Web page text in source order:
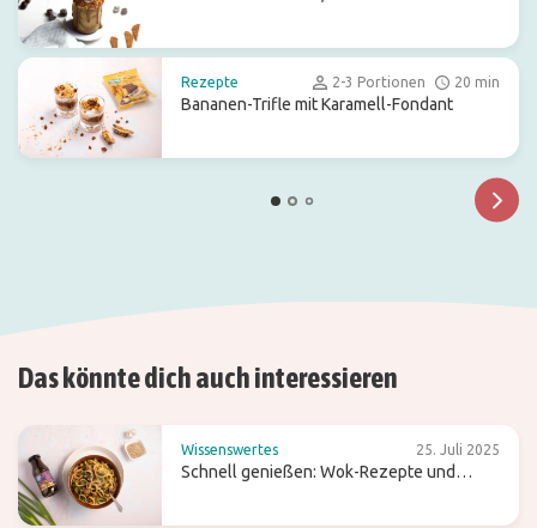
Rezepte 2-3 Portionen 20 min
Bananen-Trifle mit Karamell-Fondant
Das könnte dich auch interessieren
Wissenswertes 25. Juli 2025
Schnell genießen: Wok-Rezepte und